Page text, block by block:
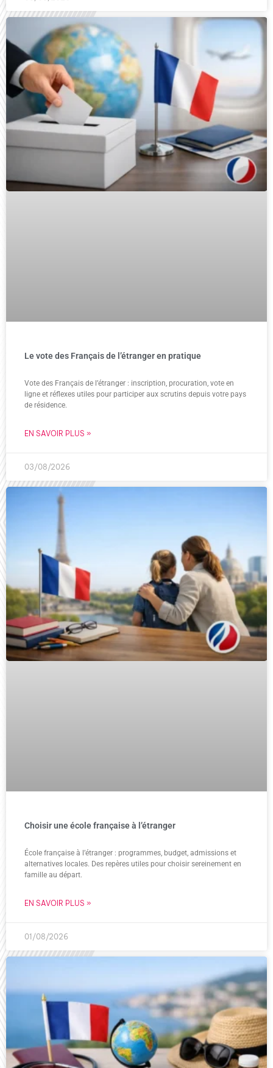
Le vote des Français de l’étranger en pratique
Vote des Français de l’étranger : inscription, procuration, vote en
ligne et réflexes utiles pour participer aux scrutins depuis votre pays
de résidence.
EN SAVOIR PLUS »
03/08/2026
Choisir une école française à l’étranger
École française à l’étranger : programmes, budget, admissions et
alternatives locales. Des repères utiles pour choisir sereinement en
famille au départ.
EN SAVOIR PLUS »
01/08/2026